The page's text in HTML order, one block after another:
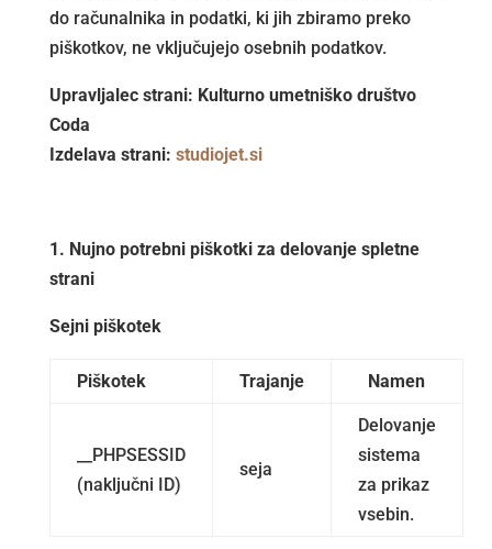
do računalnika in podatki, ki jih zbiramo preko
piškotkov, ne vključujejo osebnih podatkov.
Upravljalec strani: Kulturno umetniško društvo
Coda
Izdelava strani: studiojet.si
1. Nujno potrebni piškotki za delovanje spletne
strani
Sejni piškotek
Piškotek Trajanje Namen
__PHPSESSID
(naključni ID)
seja
Delovanje
sistema
za prikaz
vsebin.